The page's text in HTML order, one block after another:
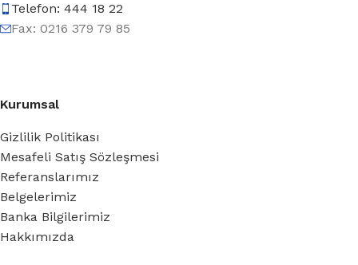
Telefon: 444 18 22
Fax: 0216 379 79 85
Kurumsal
Gizlilik Politikası
Mesafeli Satış Sözleşmesi
Referanslarımız
Belgelerimiz
Banka Bilgilerimiz
Hakkımızda